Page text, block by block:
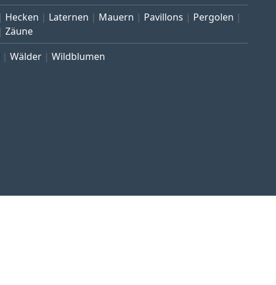
Hecken Laternen Mauern Pavillons
Pergolen
Zäune
Wälder Wildblumen